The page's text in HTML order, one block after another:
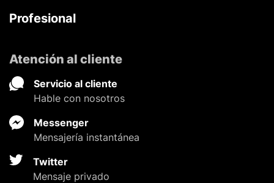
Profesional
Atención al cliente
Servicio al cliente
Hable con nosotros
Messenger
Mensajería instantánea
Twitter
Mensaje privado